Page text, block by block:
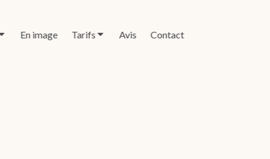
En image Tarifs Avis Contact